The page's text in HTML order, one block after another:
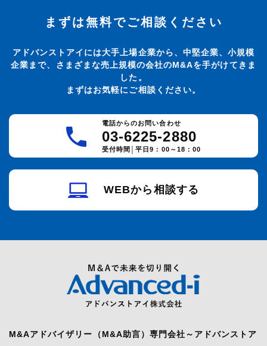
まずは無料でご相談ください
アドバンストアイには大手上場企業から、中堅企業、小規模
企業まで、さまざまな売上規模の会社のM&Aを手がけてきま
した。
まずはお気軽にご相談ください。
電話からのお問い合わせ
03-6225-2880
受付時間│平日9：00～18：00
WEBから相談する
M&Aアドバイザリー（M&A助言）専門会社～アドバンストア